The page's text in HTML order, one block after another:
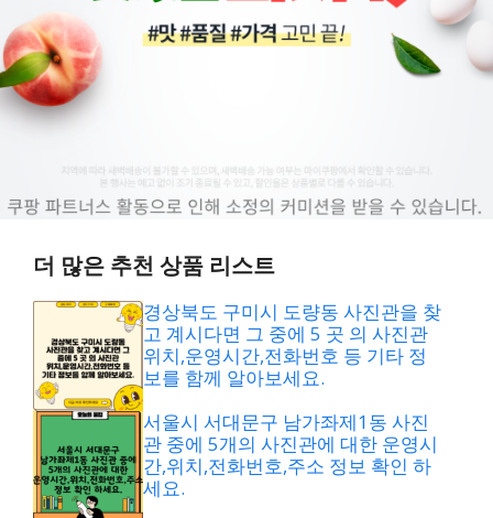
더 많은 추천 상품 리스트
경상북도 구미시 도량동 사진관을 찾
고 계시다면 그 중에 5 곳 의 사진관
위치,운영시간,전화번호 등 기타 정
보를 함께 알아보세요.
서울시 서대문구 남가좌제1동 사진
관 중에 5개의 사진관에 대한 운영시
간,위치,전화번호,주소 정보 확인 하
세요.